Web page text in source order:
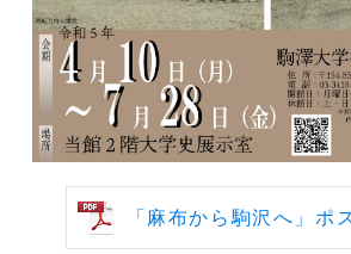
「麻布から駒沢へ」ポ